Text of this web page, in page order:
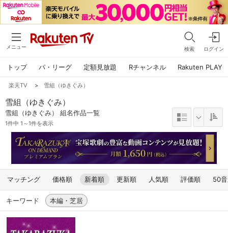
メニュー 検索 ログイン
トップ パ・リーグ 定額見放題 Rチャンネル Rakuten PLAY
楽天TV > 雪組（ゆきぐみ）
雪組（ゆきぐみ）
雪組（ゆきぐみ） 組名作品一覧
1件中 1～1件を表示
マッチング 価格順 新着順 更新順 人気順 評価順 50
キーワード 本編・芝居